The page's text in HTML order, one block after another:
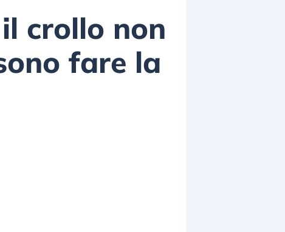
crollo non
fare la